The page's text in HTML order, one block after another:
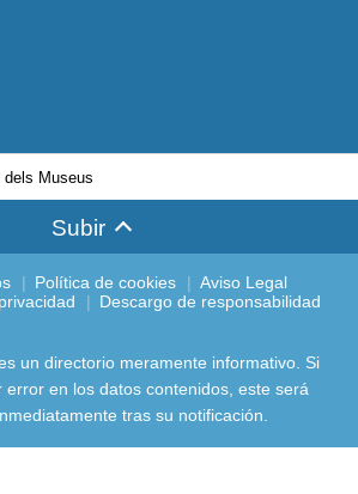
dels Museus
Subir
Política de cookies
Aviso Legal
Descargo de responsabilidad
un directorio meramente informativo. Si
error en los datos contenidos, este será
tras su notificación.